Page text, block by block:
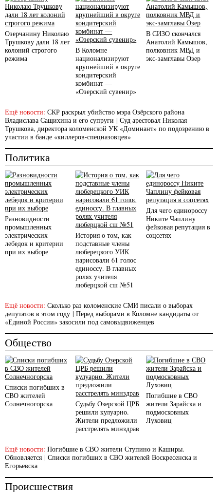
Озерчанину Николаю
Трушкову дали 18 лет
колоний строгого
режима
В Коломне
национализируют
крупнейший в округе
кондитерский
комбинат —
«Озерский сувенир»
В СИЗО скончался
Анатолий Камышов,
полковник МВД и
экс-замглавы Озер
Ещё новости: СКР раскрыл убийство мэра Озёрского района
Владислава Сащихина и его супруги | Суд арестовал Николая
Трушкова, директора коломенской УК «Доминант» по подозрению в
участии в банде «киллеров-спецназовцев»
Политика
Разновидности
промышленных
электрических
лебедок и критерии
при их выборе
История о том, как
подставные члены
люберецкого УИК
нарисовали 61 голос
единоссу. В главных
ролях учителя
люберцкой сш №51
Для чего единороссу
Никите Чаплину
фейковая репутация в
соцсетях
Ещё новости: Сколько раз коломенские СМИ писали о выборах
депутатов в этом году | Перед выборами в Коломне кандидаты от
«Единой России» закосили под самовыдвиженцев
Общество
Списки погибших в
СВО жителей
Солнечногорска
Судьбу Озерской ЦРБ
решили кулуарно.
Жители предложили
расстрелять минздрав
Погибшие в СВО
жители Зарайска и
подмосковных
Луховиц
Ещё новости: Погибшие в СВО жители Ступино и Каширы.
Обновляется | Списки погибших в СВО жителей Воскресенска и
Егорьевска
Происшествия